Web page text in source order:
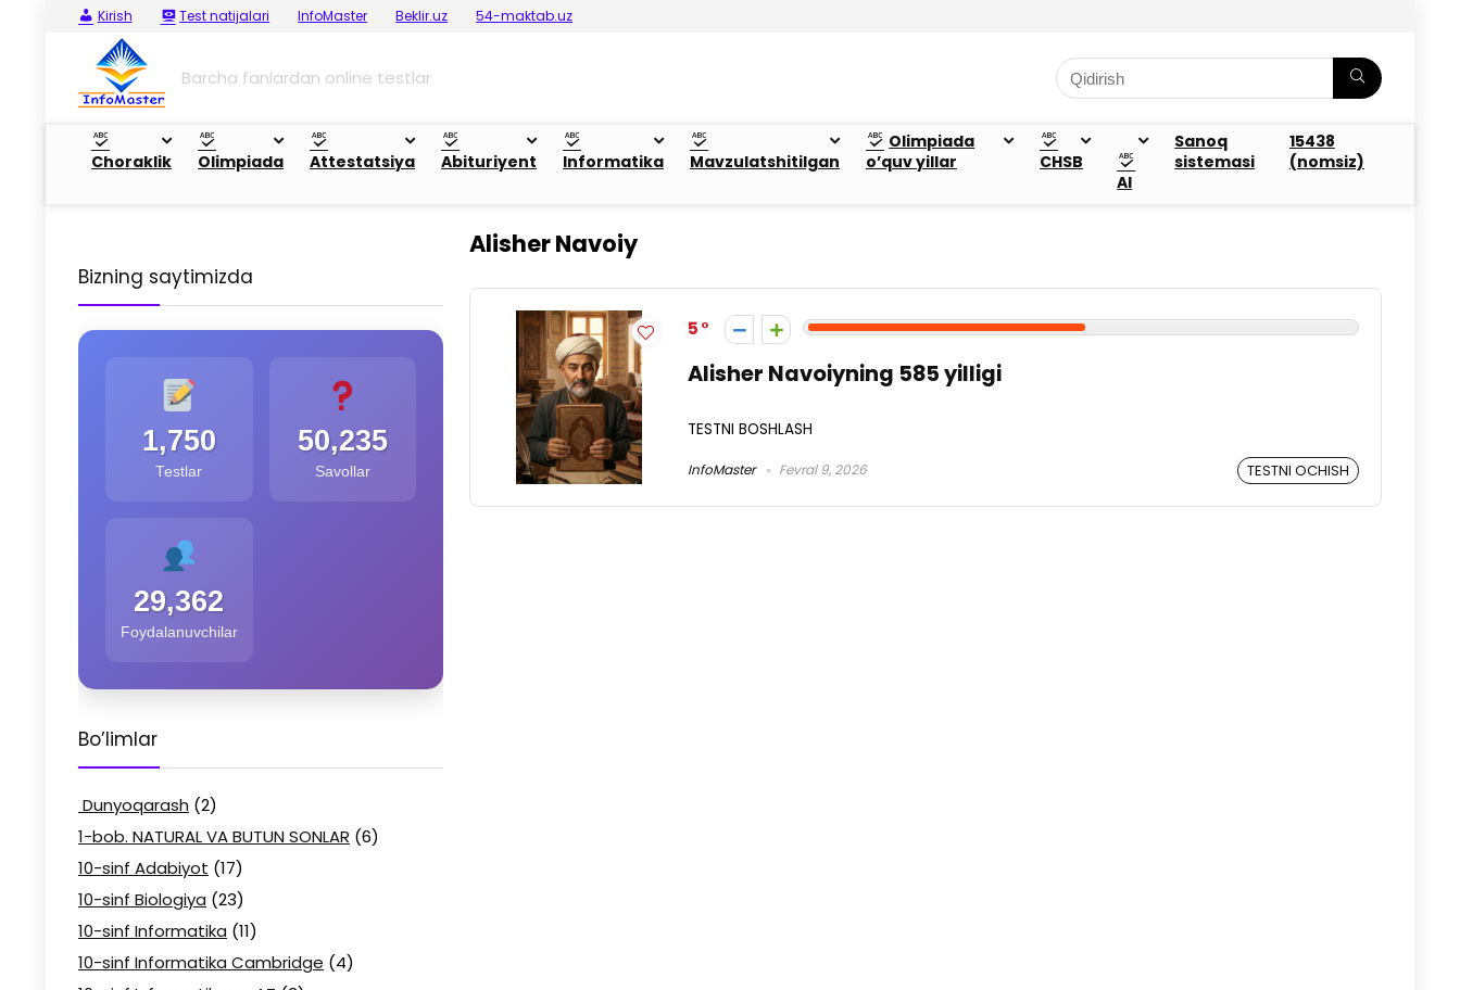
Kirish Test natijalari InfoMaster Beklir.uz 54-maktab.uz
Barcha fanlardan online testlar
Choraklik Olimpiada Attestatsiya Abituriyent Informatika Mavzulatshitilgan
Olimpiada
o’quv yillar
CHSB
AI
Sanoq
sistemasi
15438
(nomsiz)
Alisher Navoiy
5
Alisher Navoiyning 585 yilligi
TESTNI BOSHLASH
InfoMaster Fevral 9, 2026 TESTNI OCHISH
Bizning saytimizda
1,750
Testlar
50,235
Savollar
29,362
Foydalanuvchilar
Bo’limlar
Dunyoqarash (2)
1-bob. NATURAL VA BUTUN SONLAR (6)
10-sinf Adabiyot (17)
10-sinf Biologiya (23)
10-sinf Informatika (11)
10-sinf Informatika Cambridge (4)